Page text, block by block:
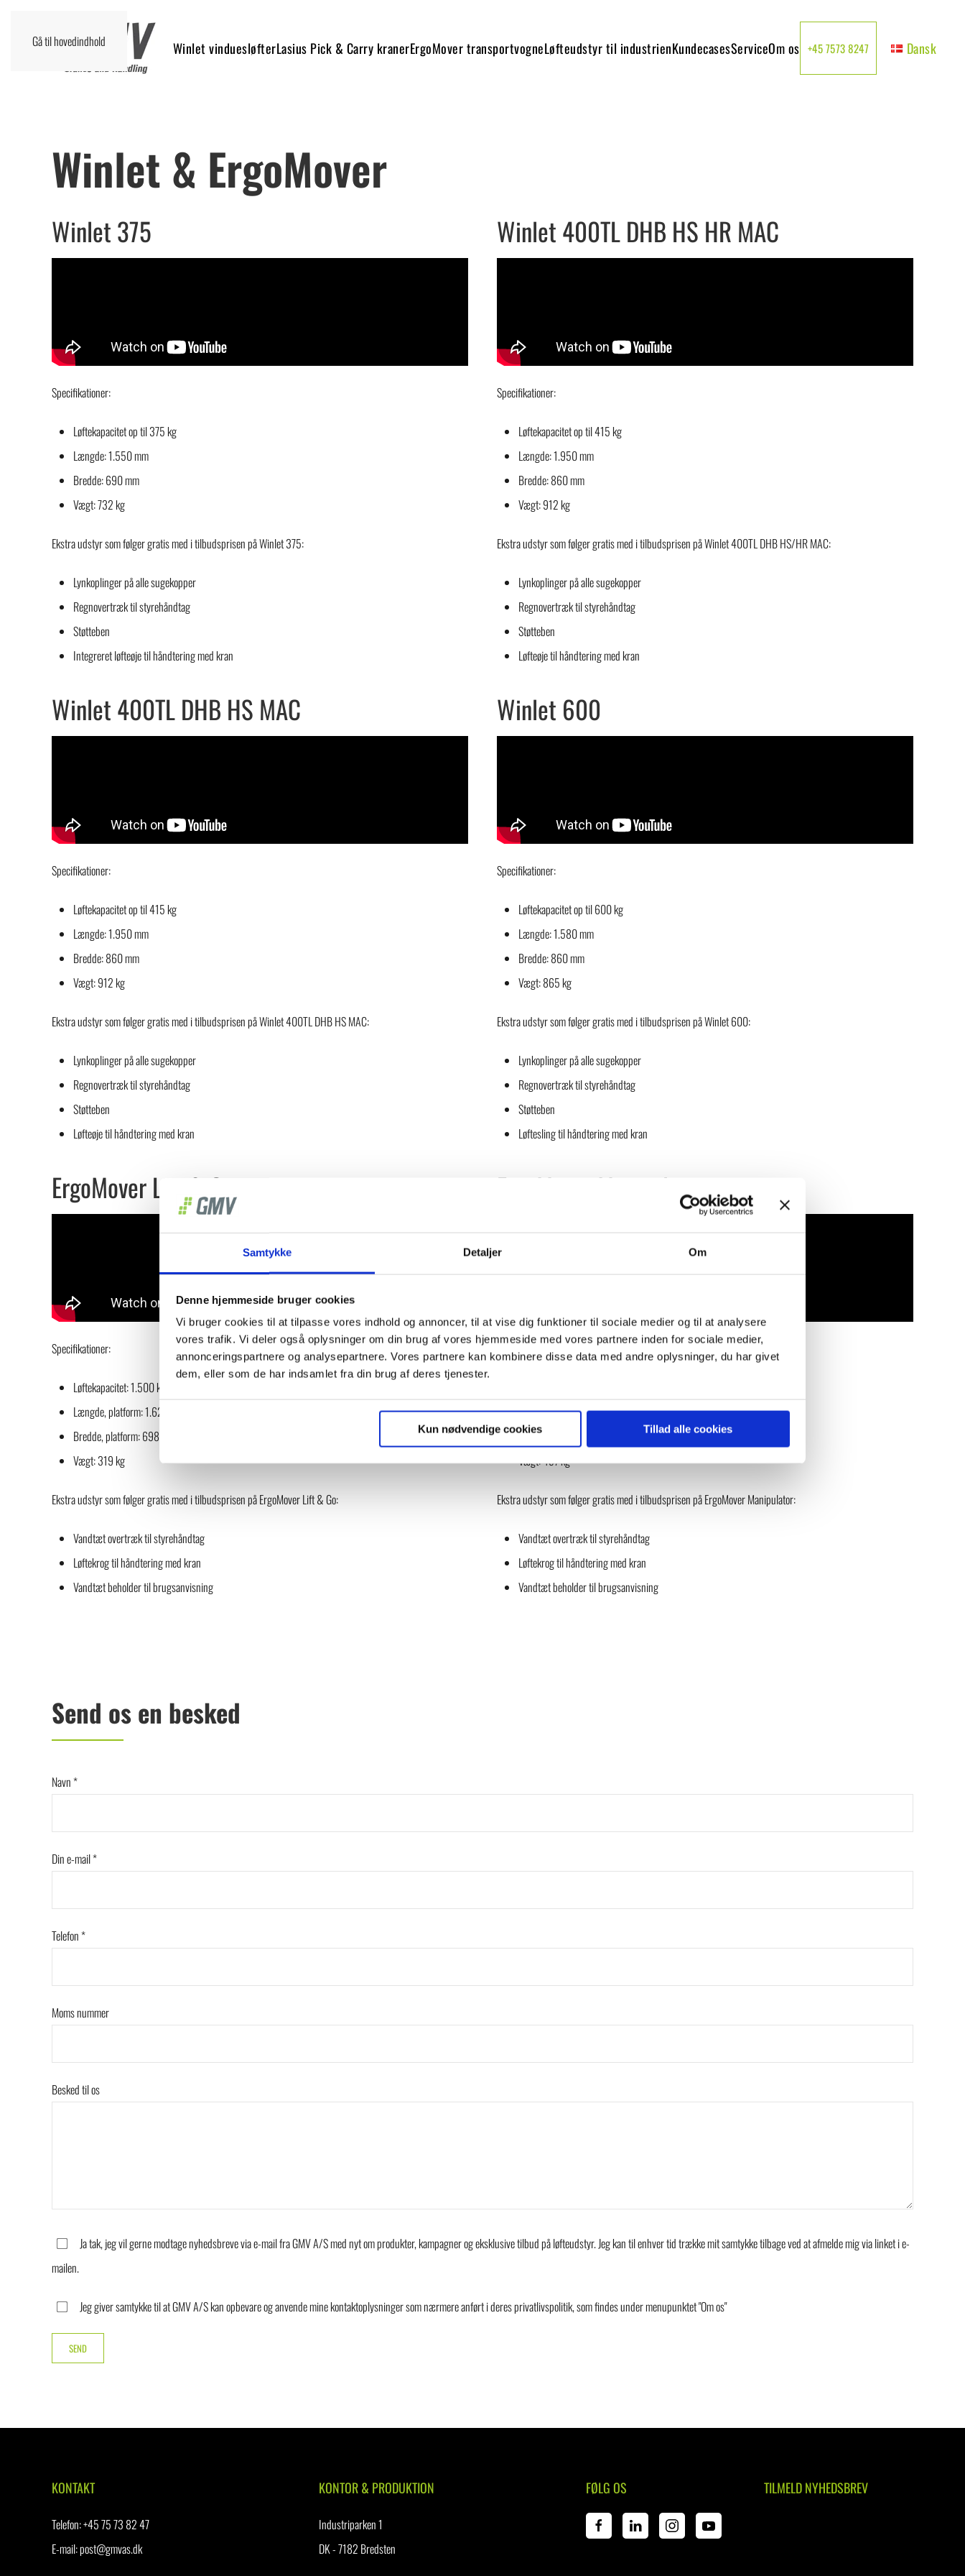
Samtykke Detaljer Om
Denne hjemmeside bruger cookies
Vi bruger cookies til at tilpasse vores indhold og annoncer, til at vise dig funktioner til sociale medier og til at analysere
vores trafik. Vi deler også oplysninger om din brug af vores hjemmeside med vores partnere inden for sociale medier,
annonceringspartnere og analysepartnere. Vores partnere kan kombinere disse data med andre oplysninger, du har givet
dem, eller som de har indsamlet fra din brug af deres tjenester.
Kun nødvendige cookies Tillad alle cookies
Gå til hovedindhold Winlet vinduesløfterLasius Pick & Carry kranerErgoMover transportvogneLøfteudstyr til industrienKundecasesServiceOm os +45 7573 8247 Dansk
Winlet & ErgoMover
Winlet 375
Specifikationer:
Løftekapacitet op til 375 kg
Længde: 1.550 mm
Bredde: 690 mm
Vægt: 732 kg
Ekstra udstyr som følger gratis med i tilbudsprisen på Winlet 375:
Lynkoplinger på alle sugekopper
Regnovertræk til styrehåndtag
Støtteben
Integreret løfteøje til håndtering med kran
Winlet 400TL DHB HS HR MAC
Specifikationer:
Løftekapacitet op til 415 kg
Længde: 1.950 mm
Bredde: 860 mm
Vægt: 912 kg
Ekstra udstyr som følger gratis med i tilbudsprisen på Winlet 400TL DHB HS/HR MAC:
Lynkoplinger på alle sugekopper
Regnovertræk til styrehåndtag
Støtteben
Løfteøje til håndtering med kran
Winlet 400TL DHB HS MAC
Specifikationer:
Løftekapacitet op til 415 kg
Længde: 1.950 mm
Bredde: 860 mm
Vægt: 912 kg
Ekstra udstyr som følger gratis med i tilbudsprisen på Winlet 400TL DHB HS MAC:
Lynkoplinger på alle sugekopper
Regnovertræk til styrehåndtag
Støtteben
Løfteøje til håndtering med kran
Winlet 600
Specifikationer:
Løftekapacitet op til 600 kg
Længde: 1.580 mm
Bredde: 860 mm
Vægt: 865 kg
Ekstra udstyr som følger gratis med i tilbudsprisen på Winlet 600:
Lynkoplinger på alle sugekopper
Regnovertræk til styrehåndtag
Støtteben
Løftesling til håndtering med kran
ErgoMover Lift & Go
Specifikationer:
Løftekapacitet: 1.500 kg
Længde, platform: 1.620 mm
Bredde, platform: 698 mm
Vægt: 319 kg
Ekstra udstyr som følger gratis med i tilbudsprisen på ErgoMover Lift & Go:
Vandtæt overtræk til styrehåndtag
Løftekrog til håndtering med kran
Vandtæt beholder til brugsanvisning
ErgoMover Manipulator
Specifikationer:
Længde, platform: 1.635 mm
Bredde, platform: 698 mm
Vægt: 457 kg
Ekstra udstyr som følger gratis med i tilbudsprisen på ErgoMover Manipulator:
Vandtæt overtræk til styrehåndtag
Løftekrog til håndtering med kran
Vandtæt beholder til brugsanvisning
Send os en besked
Navn *
Din e-mail *
Telefon *
Moms nummer
Besked til os
Ja tak, jeg vil gerne modtage nyhedsbreve via e-mail fra GMV A/S med nyt om produkter, kampagner og eksklusive tilbud på løfteudstyr. Jeg kan til enhver tid trække mit samtykke tilbage ved at afmelde mig via linket i e-
mailen.
Jeg giver samtykke til at GMV A/S kan opbevare og anvende mine kontaktoplysninger som nærmere anført i deres privatlivspolitik, som findes under menupunktet "Om os"
KONTAKT
Telefon:+45 75 73 82 47
E-mail:post@gmvas.dk
KONTOR & PRODUKTION
Industriparken 1
DK - 7182 Bredsten
FØLG OS TILMELD NYHEDSBREV